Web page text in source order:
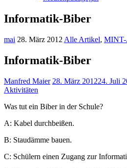
Informatik-Biber
mai 28. März 2012 Alle Artikel, MINT-
Informatik-Biber
Manfred Maier 28. März 201224. Juli
Aktivitäten
Was tut ein Biber in der Schule?
A: Kabel durchbeißen.
B: Staudämme bauen.
C: Schülern einen Zugang zur